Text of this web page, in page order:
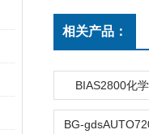
相关产品：
BIAS2800化